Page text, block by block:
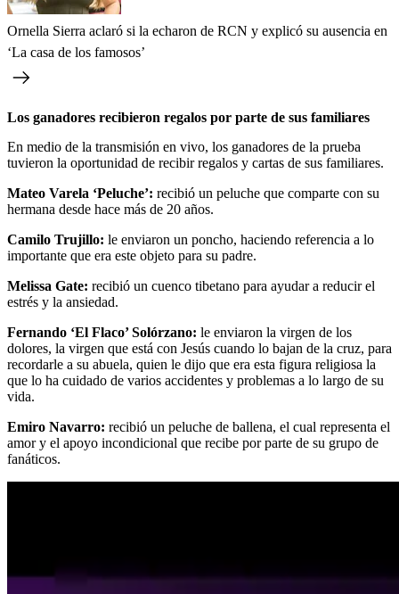
Ornella Sierra aclaró si la echaron de RCN y explicó su ausencia en
‘La casa de los famosos’
Los ganadores recibieron regalos por parte de sus familiares
En medio de la transmisión en vivo, los ganadores de la prueba
tuvieron la oportunidad de recibir regalos y cartas de sus familiares.
Mateo Varela ‘Peluche’: recibió un peluche que comparte con su
hermana desde hace más de 20 años.
Camilo Trujillo: le enviaron un poncho, haciendo referencia a lo
importante que era este objeto para su padre.
Melissa Gate: recibió un cuenco tibetano para ayudar a reducir el
estrés y la ansiedad.
Fernando ‘El Flaco’ Solórzano: le enviaron la virgen de los
dolores, la virgen que está con Jesús cuando lo bajan de la cruz, para
recordarle a su abuela, quien le dijo que era esta figura religiosa la
que lo ha cuidado de varios accidentes y problemas a lo largo de su
vida.
Emiro Navarro: recibió un peluche de ballena, el cual representa el
amor y el apoyo incondicional que recibe por parte de su grupo de
fanáticos.